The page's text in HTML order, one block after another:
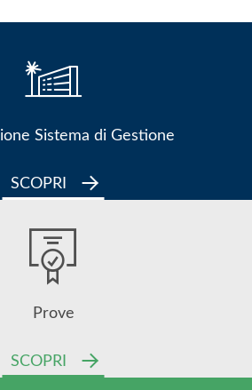
Sistema di Gestione
SCOPRI
Prove
SCOPRI